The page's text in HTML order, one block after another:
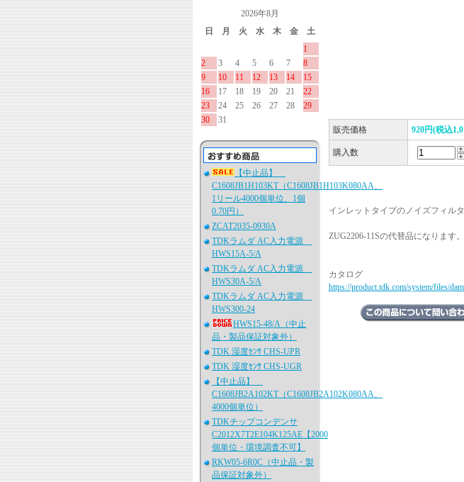
2026年8月
日
月 火 水 木 金
土
1
2
3 4 5 6 7
8
9
10 11 12 13 14
15
16
17 18 19 20 21
22
23
24 25 26 27 28
29
30
31
【中止品】
C1608JB1H103KT（C1608JB1H103K080AA、
1リール4000個単位、1個
0.70円）
ZCAT2035-0930A
TDKラムダ AC入力電源
HWS15A-5/A
TDKラムダ AC入力電源
HWS30A-5/A
TDKラムダ AC入力電源
HWS300-24
HWS15-48/A（中止
品・製品保証対象外）
TDK 湿度ｾﾝｻ CHS-UPR
TDK 湿度ｾﾝｻ CHS-UGR
【中止品】
C1608JB2A102KT（C1608JB2A102K080AA、
4000個単位）
TDKチップコンデンサ
C2012X7T2E104K125AE【2000
個単位・環境調査不可】
RKW05-6R0C（中止品・製
品保証対象外）
販売価格 920円(税込
購入数
インレットタイプのノイズフィルタ
ZUG2206-11Sの代替品になります。
カタログ
https://product.tdk.com/system/files/